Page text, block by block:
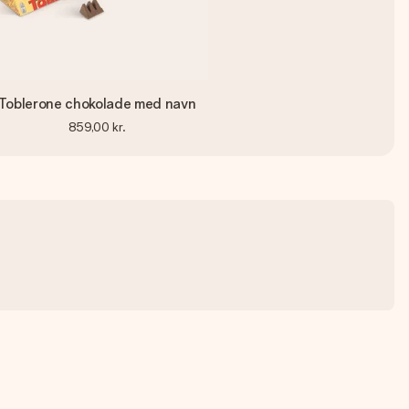
chokolade med navn
859,00 kr.